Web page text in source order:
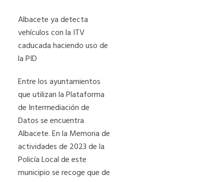
Albacete ya detecta
vehículos con la ITV
caducada haciendo uso de
la PID
Entre los ayuntamientos
que utilizan la Plataforma
de Intermediación de
Datos se encuentra
Albacete. En la Memoria de
actividades de 2023 de la
Policía Local de este
municipio se recoge que de